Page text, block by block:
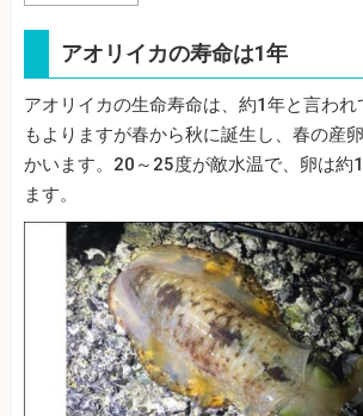
アオリイカの寿命は1年
アオリイカの生命寿命は、約1年と言われ
もよりますが春から秋に誕生し、春の産
かいます。20～25度が敵水温で、卵は約
ます。